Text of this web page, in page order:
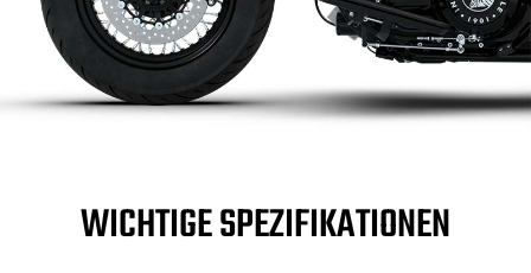
WICHTIGE SPEZIFIKATIONEN